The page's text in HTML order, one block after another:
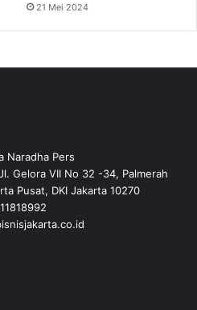
21 Mei 2024
Naradha Pers
Gelora VII No 32 -34, Palmerah
Pusat, DKI Jakarta 10270